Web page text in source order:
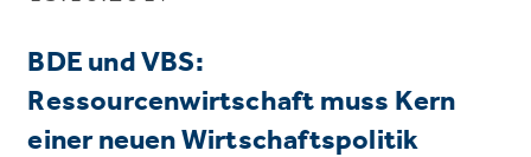
BDE und VBS:
Ressourcenwirtschaft muss Kern
einer neuen Wirtschaftspolitik